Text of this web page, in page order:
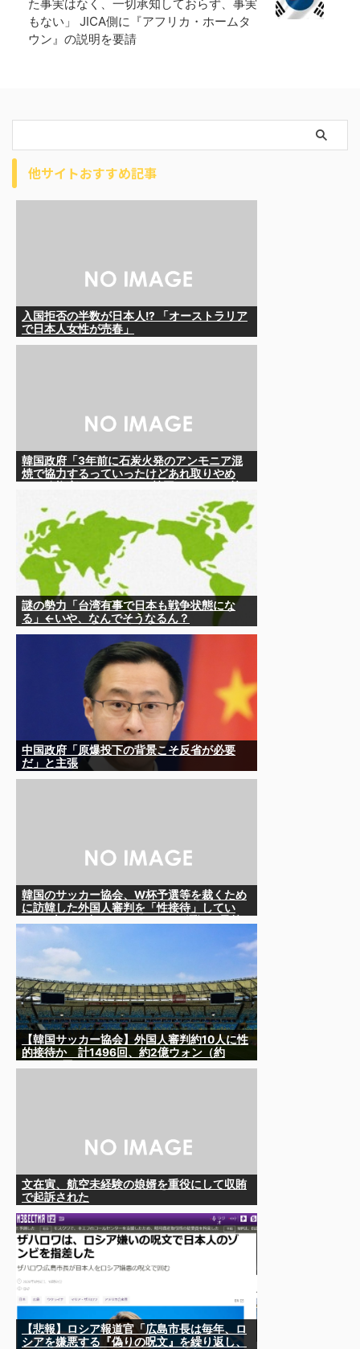
た事実はなく、一切承知しておらず、事実
もない」 JICA側に『アフリカ・ホームタ
ウン』の説明を要請
他サイトおすすめ記事
入国拒否の半数が日本人!? 「オーストラリア
で日本人女性が売春」
韓国政府「3年前に石炭火発のアンモニア混
焼で協力するっていったけどあれ取りやめ
力ができない理由、これなんですよね
謎の勢力「台湾有事で日本も戦争状態にな
る」←いや、なんでそうなるん？
中国政府「原爆投下の背景こそ反省が必要
だ」と主張
韓国のサッカー協会、W杯予選等を裁くため
に訪韓した外国人審判を「性接待」してい
を持ってりゃそうなるわな
【韓国サッカー協会】外国人審判約10人に性
的接待か 計1496回、約2億ウォン（約
文在寅、航空未経験の娘婿を重役にして収賄
で起訴された
【悲報】ロシア報道官「広島市長は毎年、ロ
シアを嫌悪する『偽りの呪文』を繰り返し、